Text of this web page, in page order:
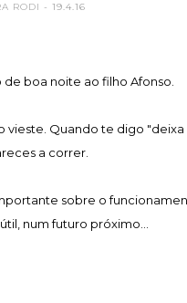
RODI - 19.4.16
boa noite ao filho Afonso.
Quando te digo "deixa
a correr.
sobre o
num futuro próximo...